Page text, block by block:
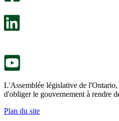
L'Assemblée législative de l'Ontario,
d'obliger le gouvernement à rendre
Plan du site